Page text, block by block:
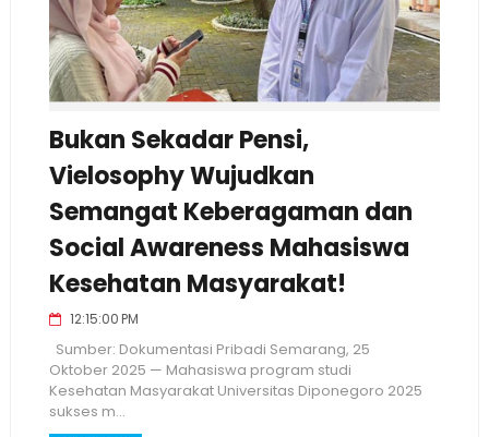
Bukan Sekadar Pensi,
Vielosophy Wujudkan
Semangat Keberagaman dan
Social Awareness Mahasiswa
Kesehatan Masyarakat!
12:15:00 PM
Sumber: Dokumentasi Pribadi Semarang, 25
Oktober 2025 — Mahasiswa program studi
Kesehatan Masyarakat Universitas Diponegoro 2025
sukses m...